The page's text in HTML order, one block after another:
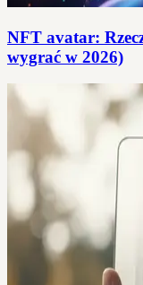
NFT avatar:
wygrać w 2026)